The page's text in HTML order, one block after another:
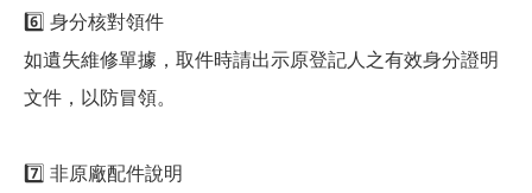
6️⃣ 身分核對領件
如遺失維修單據，取件時請出示原登記人之有效身分證明
文件，以防冒領。
7️⃣ 非原廠配件說明